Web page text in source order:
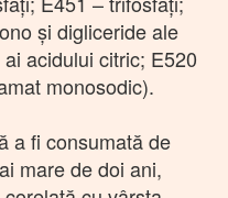
și digliceride ale
acidului citric; E520
monosodic).
a fi consumată de
mare de doi ani,